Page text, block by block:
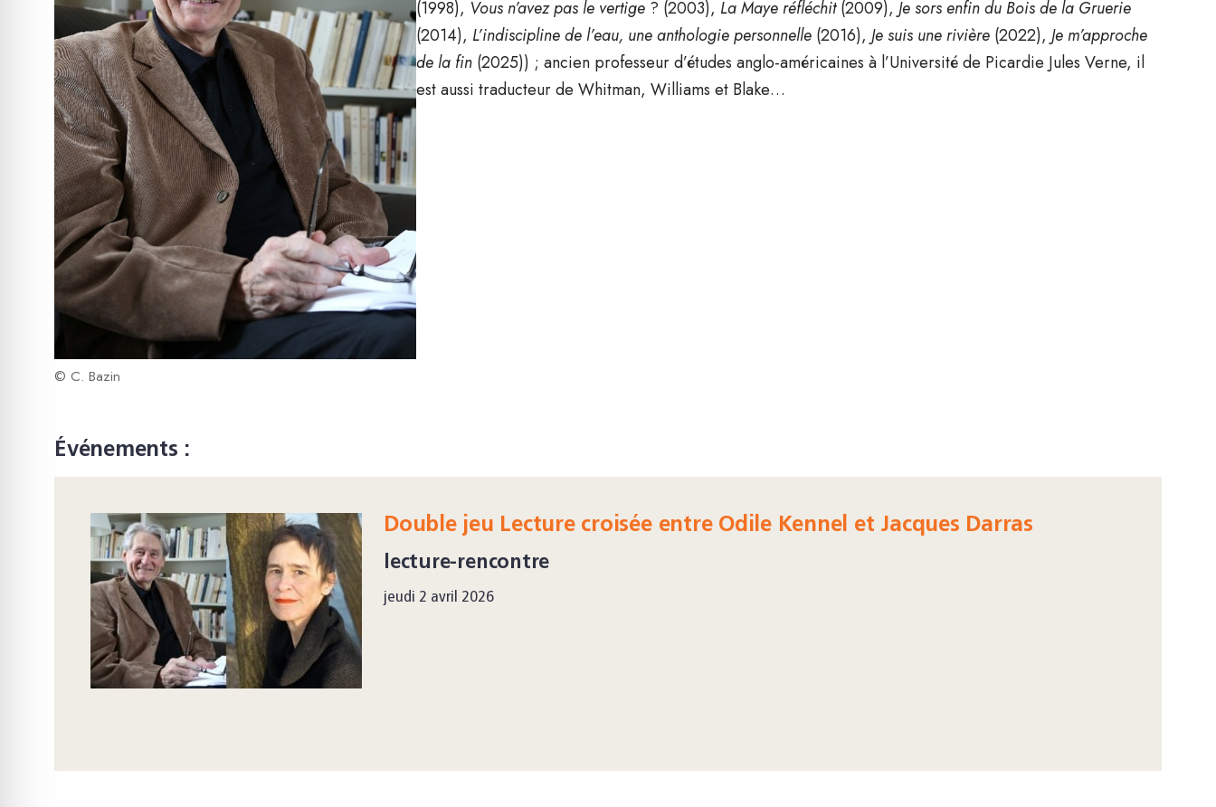
© C. Bazin
(1998), Vous n’avez pas le vertige ? (2003), La Maye réfléchit(2009), Je sors enfin du Bois de la Gruerie
(2014), L’indiscipline de l’eau, une anthologie personnelle (2016), Je suis une rivière (2022), Je m’approche
de la fin (2025)) ; ancien professeur d’études anglo-américaines à l’Université de Picardie Jules Verne, il
est aussi traducteur de Whitman, Williams et Blake…
Événements :
Double jeu Lecture croisée entre Odile Kennel et Jacques Darras
lecture-rencontre
jeudi 2 avril 2026